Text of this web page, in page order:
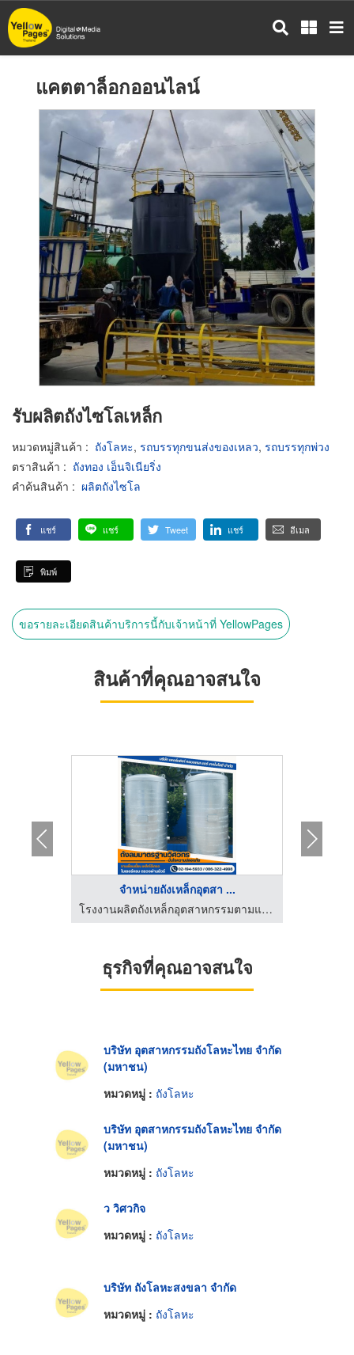
ข้าม
ไป
แคตตาล็อกออนไลน์
รับผลิตถังไซโลเหล็ก
หมวดหมู่สินค้า : ถังโลหะ, รถบรรทุกขนส่งของเหลว, รถบรรทุกพ่วง
ตราสินค้า : ถังทอง เอ็นจิเนียริ่ง
คำค้นสินค้า : ผลิตถังไซโล
แชร์ แชร์ Tweet แชร์ อีเมล
พิมพ์
ขอรายละเอียดสินค้าบริการนี้กับเจ้าหน้าที่ YellowPages
สินค้าที่คุณอาจสนใจ
จำหน่ายถังเหล็กอุตสา ...
โรงงานผลิตถังเหล็กอุตสาหกรรมตามแบบ
ธุรกิจที่คุณอาจสนใจ
บริษัท อุตสาหกรรมถังโลหะไทย จำกัด
(มหาชน)
หมวดหมู่ : ถังโลหะ
บริษัท อุตสาหกรรมถังโลหะไทย จำกัด
(มหาชน)
หมวดหมู่ : ถังโลหะ
ว วิศวกิจ
หมวดหมู่ : ถังโลหะ
บริษัท ถังโลหะสงขลา จำกัด
หมวดหมู่ : ถังโลหะ